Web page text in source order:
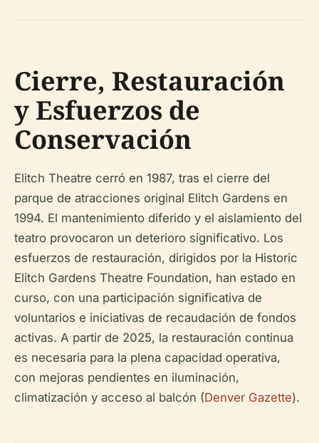
Cierre, Restauración
y Esfuerzos de
Conservación
Elitch Theatre cerró en 1987, tras el cierre del
parque de atracciones original Elitch Gardens en
1994. El mantenimiento diferido y el aislamiento del
teatro provocaron un deterioro significativo. Los
esfuerzos de restauración, dirigidos por la Historic
Elitch Gardens Theatre Foundation, han estado en
curso, con una participación significativa de
voluntarios e iniciativas de recaudación de fondos
activas. A partir de 2025, la restauración continua
es necesaria para la plena capacidad operativa,
con mejoras pendientes en iluminación,
climatización y acceso al balcón (Denver Gazette).